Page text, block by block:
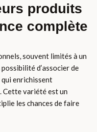
produits
complète
souvent limités à un
d’associer de
enrichissent
Cette variété est un
les chances de faire